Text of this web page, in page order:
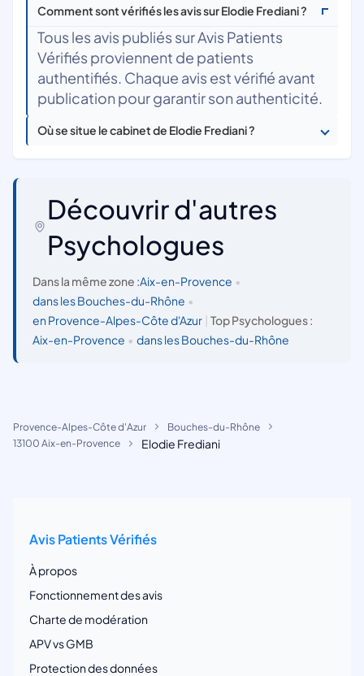
Comment sont vérifiés les avis sur Elodie Frediani ?
Tous les avis publiés sur Avis Patients
Vérifiés proviennent de patients
authentifiés. Chaque avis est vérifié avant
publication pour garantir son authenticité.
Où se situe le cabinet de Elodie Frediani ?
Découvrir d'autres
Psychologues
Dans la même zone :Aix-en-Provence •
dans les Bouches-du-Rhône •
en Provence-Alpes-Côte d'Azur
Top Psychologues :
Aix-en-Provence • dans les Bouches-du-Rhône
Provence-Alpes-Côte d'Azur
Bouches-du-Rhône
13100 Aix-en-Provence
Elodie Frediani
Avis Patients Vérifiés
À propos
Fonctionnement des avis
Charte de modération
APV vs GMB
Protection des données